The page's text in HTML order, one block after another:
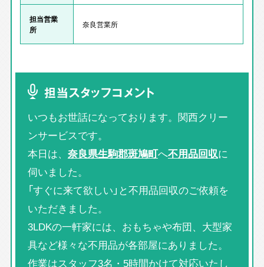
担当営業
所
奈良営業所
担当スタッフコメント
いつもお世話になっております。関西クリー
ンサービスです。
本日は、 奈良県生駒郡斑鳩町へ不用品回収に
伺いました。
「すぐに来て欲しい」と不用品回収のご依頼を
いただきました。
3LDKの一軒家には、おもちゃや布団、大型家
具など様々な不用品が各部屋にありました。
作業はスタッフ3名・5時間かけて対応いたし